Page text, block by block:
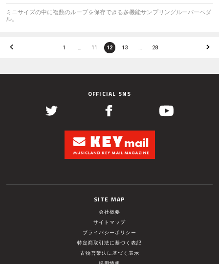
ミニサイズの中に複数のループを保存できる多機能サンプリングルーパーペダ
ル。
1 … 11 12 13 … 28
OFFICIAL SNS
SITE MAP
会社概要
サイトマップ
プライバシーポリシー
特定商取引法に基づく表記
古物営業法に基づく表示